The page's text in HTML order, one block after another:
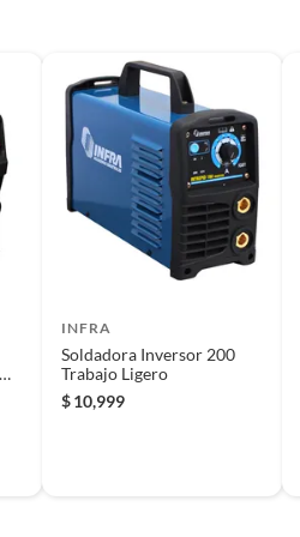
INFRA
Soldadora Inversor 200
Trabajo Ligero
$10,999